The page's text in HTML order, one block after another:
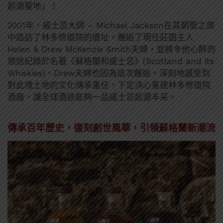
起源聖地」！
2001年，威士忌大師 – Michael Jackson在其朝聖之旅
中造訪了林多修道院的遺址，邂逅了現任莊園主人
Helen & Drew McKenzie Smith夫婦，並將令他心醉的
旅途紀錄於名著《蘇格蘭和威士忌》(Scotland and its
Whiskies)。Drew夫婦也因為這次邂逅，深刻地感受到
對此塊土地的文化傳承重任，下定決心重建林多修道院
酒廠，讓全球酒迷能夠一品威士忌起源丰采。
傳承百年歷史，復刻創世風華，引領蘇格蘭新潮流